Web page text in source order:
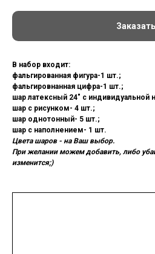
Заказать
В набор входит:
фальгированная фигура-1 шт.;
фальгировнанная цифра-1 шт.;
шар латексный 24" с индивидуальной
шар с рисунком- 4 шт.;
шар однотонный- 5 шт.;
шар с наполнением- 1 шт.
Цвета шаров - на Ваш выбор.
При желании можем добавить, либо
изменится;)